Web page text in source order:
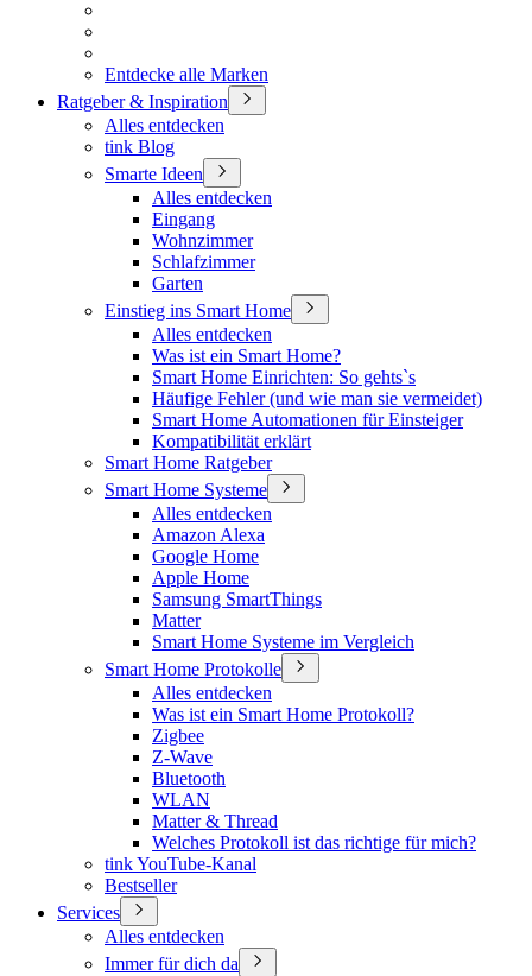
Entdecke alle Marken
Ratgeber & Inspiration
Alles entdecken
tink Blog
Smarte Ideen
Alles entdecken
Eingang
Wohnzimmer
Schlafzimmer
Garten
Einstieg ins Smart Home
Alles entdecken
Was ist ein Smart Home?
Smart Home Einrichten: So gehts`s
Häufige Fehler (und wie man sie vermeidet)
Smart Home Automationen für Einsteiger
Kompatibilität erklärt
Smart Home Ratgeber
Smart Home Systeme
Alles entdecken
Amazon Alexa
Google Home
Apple Home
Samsung SmartThings
Matter
Smart Home Systeme im Vergleich
Smart Home Protokolle
Alles entdecken
Was ist ein Smart Home Protokoll?
Zigbee
Z-Wave
Bluetooth
WLAN
Matter & Thread
Welches Protokoll ist das richtige für mich?
tink YouTube-Kanal
Bestseller
Services
Alles entdecken
Immer für dich da